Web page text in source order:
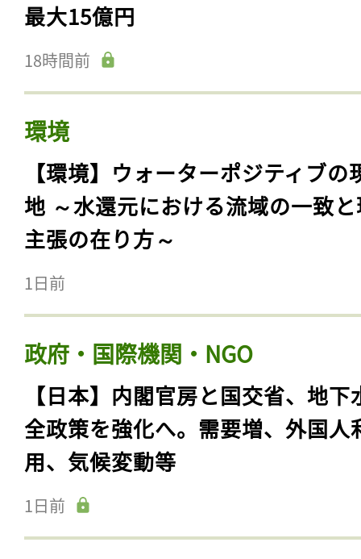
最大15億円
18時間前
環境
【環境】ウォーターポジティブの
地 ～水還元における流域の一致
主張の在り方～
1日前
政府・国際機関・NGO
【日本】内閣官房と国交省、地下
全政策を強化へ。需要増、外国人
用、気候変動等
1日前